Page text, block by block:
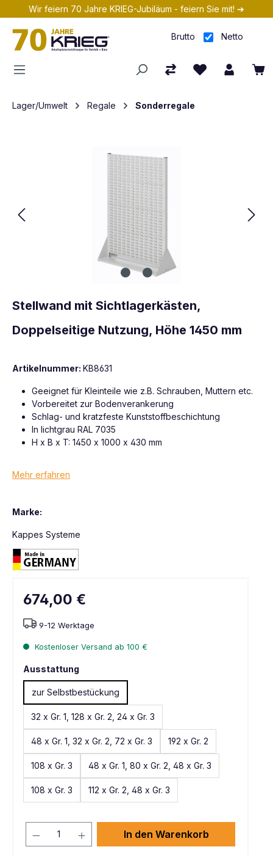
Zum Hauptinhalt springen
Wir feiern 70 Jahre KRIEG-Jubiläum - feiern Sie mit! ➔
Brutto Netto
Lager/Umwelt Regale Sonderregale
Stellwand mit Sichtlagerkästen,
Doppelseitige Nutzung, Höhe 1450 mm
Artikelnummer: KB8631
Geeignet für Kleinteile wie z.B. Schrauben, Muttern etc.
Vorbereitet zur Bodenverankerung
Schlag- und kratzfeste Kunststoffbeschichtung
In lichtgrau RAL 7035
H x B x T: 1450 x 1000 x 430 mm
Mehr erfahren
Marke:
Kappes Systeme
674,00 €
9-12 Werktage
Kostenloser Versand ab 100 €
Ausstattung
zur Selbstbestückung
32 x Gr. 1, 128 x Gr. 2, 24 x Gr. 3
48 x Gr. 1, 32 x Gr. 2, 72 x Gr. 3 192 x Gr. 2
108 x Gr. 3 48 x Gr. 1, 80 x Gr. 2, 48 x Gr. 3
108 x Gr. 3 112 x Gr. 2, 48 x Gr. 3
In den Warenkorb